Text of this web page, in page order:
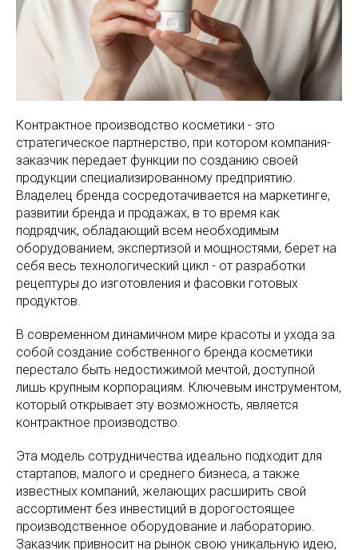
Контрактное производство косметики - это
стратегическое партнерство, при котором компания-
заказчик передает функции по созданию своей
продукции специализированному предприятию.
Владелец бренда сосредотачивается на маркетинге,
развитии бренда и продажах, в то время как
подрядчик, обладающий всем необходимым
оборудованием, экспертизой и мощностями, берет на
себя весь технологический цикл - от разработки
рецептуры до изготовления и фасовки готовых
продуктов.
В современном динамичном мире красоты и ухода за
собой создание собственного бренда косметики
перестало быть недостижимой мечтой, доступной
лишь крупным корпорациям. Ключевым инструментом,
который открывает эту возможность, является
контрактное производство.
Эта модель сотрудничества идеально подходит для
стартапов, малого и среднего бизнеса, а также
известных компаний, желающих расширить свой
ассортимент без инвестиций в дорогостоящее
производственное оборудование и лабораторию.
Заказчик привносит на рынок свою уникальную идею,